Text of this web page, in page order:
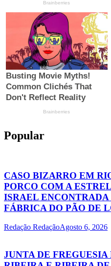
Popular
CASO BIZARRO EM
PORCO COM A
ISRAEL
FÁBRICA DO PÃO DE
Redação RedaçãoAgosto 6, 2026
JUNTA DE